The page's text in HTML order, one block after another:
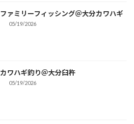
ファミリーフィッシング＠大分カワハギ
05/19/2026
カワハギ釣り＠大分臼杵
05/19/2026